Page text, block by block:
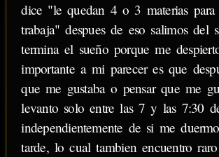
dice "le quedan 4 o 3 materias
trabaja" despues de eso salimos del
termina el sueño porque me
importante a mi parecer es que
que me gustaba o pensar que me
levanto solo entre las 7 y las 7:30
independientemente de si me
tarde, lo cual tambien encuentro